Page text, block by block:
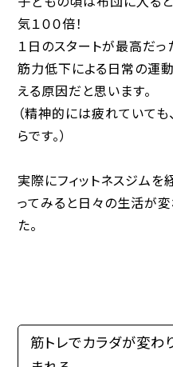
気１００倍！
１日のスタートが最高だっ
筋力低下による日常の運
える原因だと思います。
（精神的には疲れていて
らです。）
実際にフィットネスジム
ってみると日々の生活が
た。
筋トレでカラダが変わ